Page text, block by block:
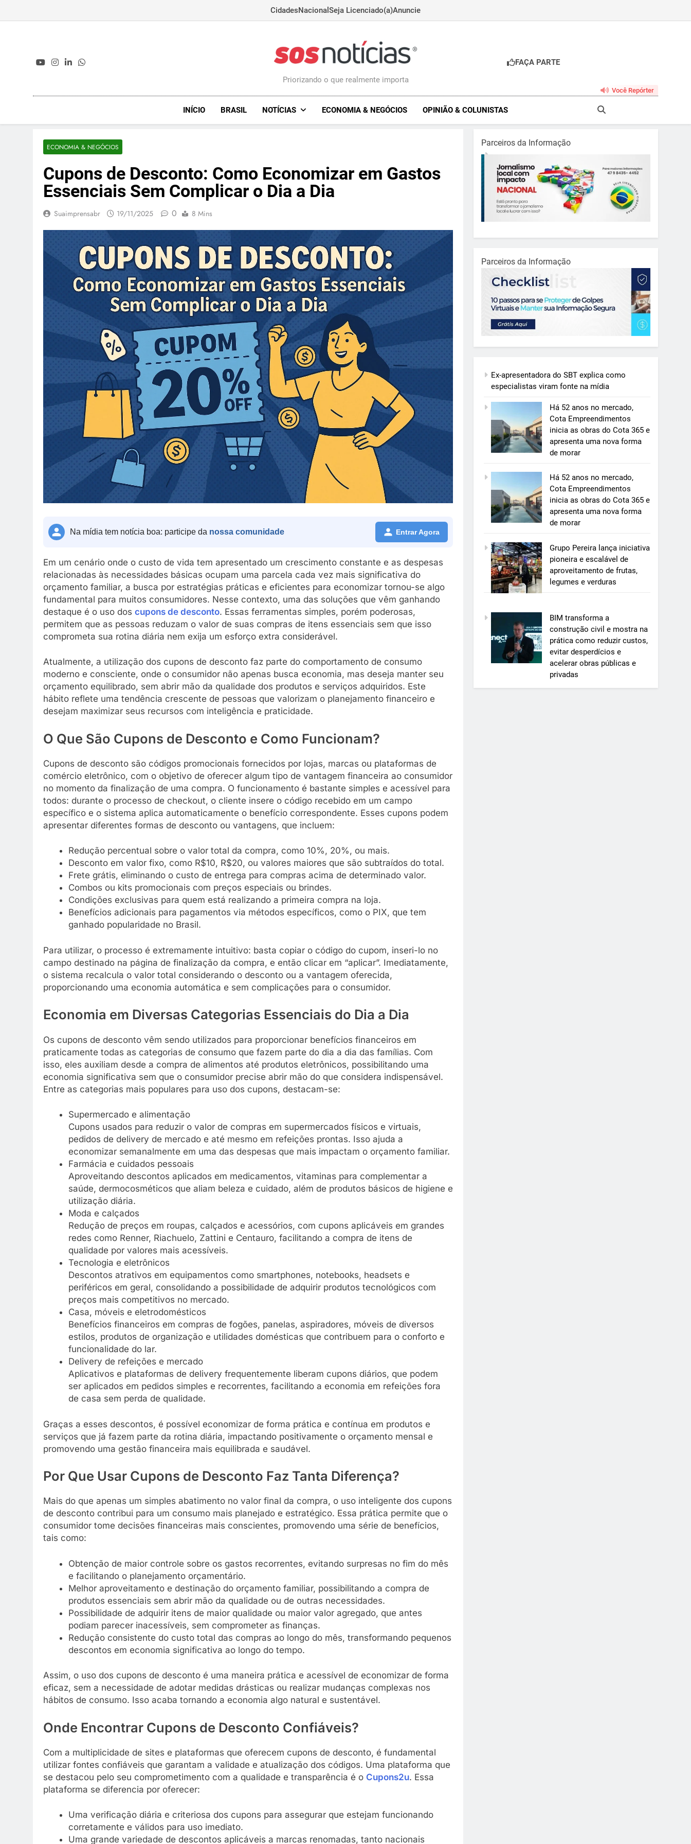
CidadesNacional Seja Licenciado(a)Anuncie
Sosnoticias.com.br
Priorizando o que realmente importa
FAÇA PARTE
Você Repórter
INÍCIO BRASIL NOTÍCIAS ECONOMIA & NEGÓCIOS OPINIÃO & COLUNISTAS
ECONOMIA & NEGÓCIOS
Cupons de Desconto: Como Economizar em Gastos
Essenciais Sem Complicar o Dia a Dia
Suaimprensabr 19/11/2025 0 8 Mins
Na mídia tem notícia boa: participe da nossa comunidade Entrar Agora
Em um cenário onde o custo de vida tem apresentado um crescimento constante e as despesas
relacionadas às necessidades básicas ocupam uma parcela cada vez mais significativa do
orçamento familiar, a busca por estratégias práticas e eficientes para economizar tornou-se algo
fundamental para muitos consumidores. Nesse contexto, uma das soluções que vêm ganhando
destaque é o uso dos cupons de desconto. Essas ferramentas simples, porém poderosas,
permitem que as pessoas reduzam o valor de suas compras de itens essenciais sem que isso
comprometa sua rotina diária nem exija um esforço extra considerável.
Atualmente, a utilização dos cupons de desconto faz parte do comportamento de consumo
moderno e consciente, onde o consumidor não apenas busca economia, mas deseja manter seu
orçamento equilibrado, sem abrir mão da qualidade dos produtos e serviços adquiridos. Este
hábito reflete uma tendência crescente de pessoas que valorizam o planejamento financeiro e
desejam maximizar seus recursos com inteligência e praticidade.
O Que São Cupons de Desconto e Como Funcionam?
Cupons de desconto são códigos promocionais fornecidos por lojas, marcas ou plataformas de
comércio eletrônico, com o objetivo de oferecer algum tipo de vantagem financeira ao consumidor
no momento da finalização de uma compra. O funcionamento é bastante simples e acessível para
todos: durante o processo de checkout, o cliente insere o código recebido em um campo
específico e o sistema aplica automaticamente o benefício correspondente. Esses cupons podem
apresentar diferentes formas de desconto ou vantagens, que incluem:
Redução percentual sobre o valor total da compra, como 10%, 20%, ou mais.
Desconto em valor fixo, como R$10, R$20, ou valores maiores que são subtraídos do total.
Frete grátis, eliminando o custo de entrega para compras acima de determinado valor.
Combos ou kits promocionais com preços especiais ou brindes.
Condições exclusivas para quem está realizando a primeira compra na loja.
Benefícios adicionais para pagamentos via métodos específicos, como o PIX, que tem
ganhado popularidade no Brasil.
Para utilizar, o processo é extremamente intuitivo: basta copiar o código do cupom, inseri-lo no
campo destinado na página de finalização da compra, e então clicar em “aplicar”. Imediatamente,
o sistema recalcula o valor total considerando o desconto ou a vantagem oferecida,
proporcionando uma economia automática e sem complicações para o consumidor.
Economia em Diversas Categorias Essenciais do Dia a Dia
Os cupons de desconto vêm sendo utilizados para proporcionar benefícios financeiros em
praticamente todas as categorias de consumo que fazem parte do dia a dia das famílias. Com
isso, eles auxiliam desde a compra de alimentos até produtos eletrônicos, possibilitando uma
economia significativa sem que o consumidor precise abrir mão do que considera indispensável.
Entre as categorias mais populares para uso dos cupons, destacam-se:
Supermercado e alimentação
Cupons usados para reduzir o valor de compras em supermercados físicos e virtuais,
pedidos de delivery de mercado e até mesmo em refeições prontas. Isso ajuda a
economizar semanalmente em uma das despesas que mais impactam o orçamento familiar.
Farmácia e cuidados pessoais
Aproveitando descontos aplicados em medicamentos, vitaminas para complementar a
saúde, dermocosméticos que aliam beleza e cuidado, além de produtos básicos de higiene e
utilização diária.
Moda e calçados
Redução de preços em roupas, calçados e acessórios, com cupons aplicáveis em grandes
redes como Renner, Riachuelo, Zattini e Centauro, facilitando a compra de itens de
qualidade por valores mais acessíveis.
Tecnologia e eletrônicos
Descontos atrativos em equipamentos como smartphones, notebooks, headsets e
periféricos em geral, consolidando a possibilidade de adquirir produtos tecnológicos com
preços mais competitivos no mercado.
Casa, móveis e eletrodomésticos
Benefícios financeiros em compras de fogões, panelas, aspiradores, móveis de diversos
estilos, produtos de organização e utilidades domésticas que contribuem para o conforto e
funcionalidade do lar.
Delivery de refeições e mercado
Aplicativos e plataformas de delivery frequentemente liberam cupons diários, que podem
ser aplicados em pedidos simples e recorrentes, facilitando a economia em refeições fora
de casa sem perda de qualidade.
Graças a esses descontos, é possível economizar de forma prática e contínua em produtos e
serviços que já fazem parte da rotina diária, impactando positivamente o orçamento mensal e
promovendo uma gestão financeira mais equilibrada e saudável.
Por Que Usar Cupons de Desconto Faz Tanta Diferença?
Mais do que apenas um simples abatimento no valor final da compra, o uso inteligente dos cupons
de desconto contribui para um consumo mais planejado e estratégico. Essa prática permite que o
consumidor tome decisões financeiras mais conscientes, promovendo uma série de benefícios,
tais como:
Obtenção de maior controle sobre os gastos recorrentes, evitando surpresas no fim do mês
e facilitando o planejamento orçamentário.
Melhor aproveitamento e destinação do orçamento familiar, possibilitando a compra de
produtos essenciais sem abrir mão da qualidade ou de outras necessidades.
Possibilidade de adquirir itens de maior qualidade ou maior valor agregado, que antes
podiam parecer inacessíveis, sem comprometer as finanças.
Redução consistente do custo total das compras ao longo do mês, transformando pequenos
descontos em economia significativa ao longo do tempo.
Assim, o uso dos cupons de desconto é uma maneira prática e acessível de economizar de forma
eficaz, sem a necessidade de adotar medidas drásticas ou realizar mudanças complexas nos
hábitos de consumo. Isso acaba tornando a economia algo natural e sustentável.
Onde Encontrar Cupons de Desconto Confiáveis?
Com a multiplicidade de sites e plataformas que oferecem cupons de desconto, é fundamental
utilizar fontes confiáveis que garantam a validade e atualização dos códigos. Uma plataforma que
se destacou pelo seu comprometimento com a qualidade e transparência é o Cupons2u. Essa
plataforma se diferencia por oferecer:
Uma verificação diária e criteriosa dos cupons para assegurar que estejam funcionando
corretamente e válidos para uso imediato.
Uma grande variedade de descontos aplicáveis a marcas renomadas, tanto nacionais
Parceiros da Informação
Parceiros da Informação
Ex-apresentadora do SBT explica como
especialistas viram fonte na mídia
Há 52 anos no mercado,
Cota Empreendimentos
inicia as obras do Cota 365 e
apresenta uma nova forma
de morar
Há 52 anos no mercado,
Cota Empreendimentos
inicia as obras do Cota 365 e
apresenta uma nova forma
de morar
Grupo Pereira lança iniciativa
pioneira e escalável de
aproveitamento de frutas,
legumes e verduras
BIM transforma a
construção civil e mostra na
prática como reduzir custos,
evitar desperdícios e
acelerar obras públicas e
privadas